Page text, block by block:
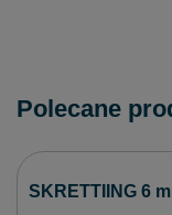
Polecane
SKRETTIING 6